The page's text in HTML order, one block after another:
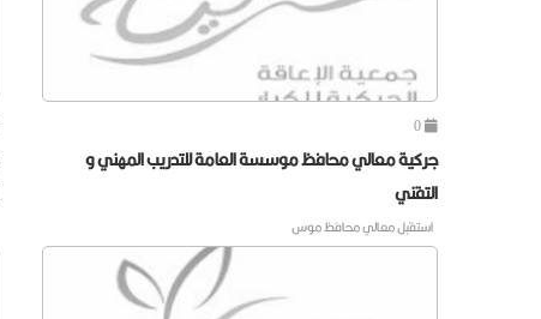
0
جركية معالي محافظ موسسة العامة للتدريب المهني و
التقني
استقبل معالي محافظ موس